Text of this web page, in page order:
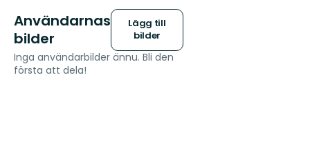
Användarnas
bilder
Lägg till
bilder
Inga användarbilder ännu. Bli den
första att dela!